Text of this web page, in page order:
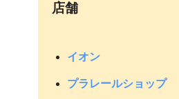
店舗
イオン
プラレールショップ